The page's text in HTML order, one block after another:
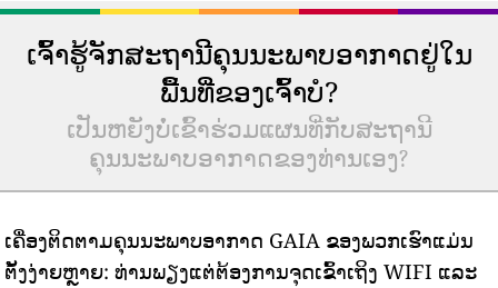
ເຈົ້າຮູ້ຈັກສະຖານີຄຸນນະພາບອາກາດຢູ່ໃນ
ພື້ນທີ່ຂອງເຈົ້າບໍ?
ເປັນຫຍັງບໍ່ເຂົ້າຮ່ວມແຜນທີ່ກັບສະຖານີ
ຄຸນນະພາບອາກາດຂອງທ່ານເອງ?
ເຄື່ອງຕິດຕາມຄຸນນະພາບອາກາດ GAIA ຂອງພວກເຮົາແມ່ນ
ຕັ້ງງ່າຍຫຼາຍ: ທ່ານພຽງແຕ່ຕ້ອງການຈຸດເຂົ້າເຖິງ WIFI ແລະ